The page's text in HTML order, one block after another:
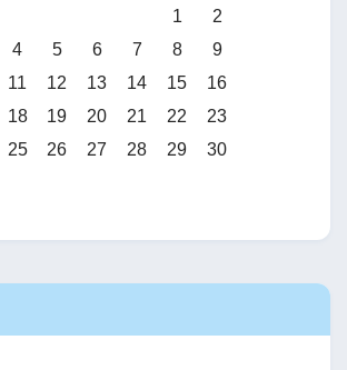
1
2
4 5 6 7 8
9
11 12 13 14 15
16
18 19 20 21 22
23
25 26 27 28 29
30